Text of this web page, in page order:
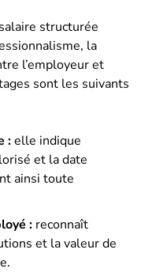
structurée
la
l’employeur et
sont les suivants
:elle indique
et la date
ainsi toute
: reconnaît
et la valeur de